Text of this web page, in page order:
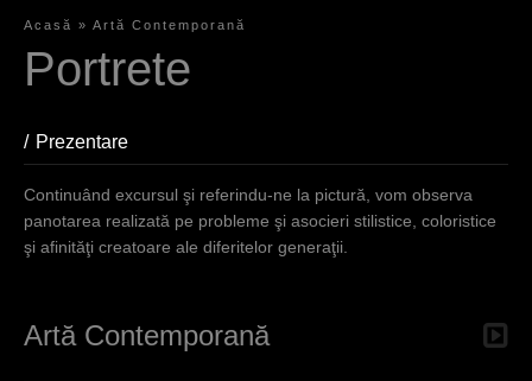
S
e
i
n
h
Acasă » Artă Contemporană
Portrete
Prezentare
Continuând excursul şi referindu-ne la pictură, vom observa
panotarea realizată pe probleme şi asocieri stilistice, coloristice
şi afinităţi creatoare ale diferitelor generaţii.
Artă Contemporană